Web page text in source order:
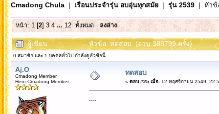
Cmadong Chula| เรือนประจำรุ่น อบอุ่นทุกสมัย| รุ่น 2539| หัวข้
หน้า:1[2] 3 4 ... 12 ทั้งหมด ลงล่าง
ผู้เขียน หัวข้อ: ทดสอบ (อ่าน 388799 ครั้ง)
0 สมาชิก และ 1 บุคคลทั่วไป กำลังดูหัวข้อนี้
Aj.O
Cmadong Member
Hero Cmadong Member
ทดสอบ
« ตอบ #25 เมื่อ:12 พฤศจิกายน 2549,